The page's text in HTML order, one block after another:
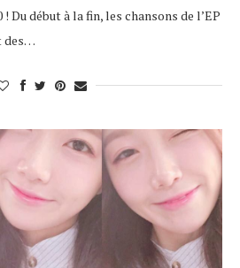
Du début à la fin, les chansons de l’EP
des…